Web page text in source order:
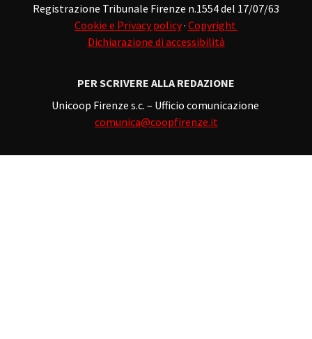
Registrazione Tribunale Firenze n.1554 del 17/07/63
Cookie e Privacy policy· Copyright
Dichiarazione di accessibilità
PER SCRIVERE ALLA REDAZIONE
Unicoop Firenze s.c. – Ufficio comunicazione
comunica@coopfirenze.it